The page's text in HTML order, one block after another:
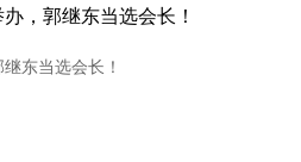
，郭继东当选会长！
东当选会长！